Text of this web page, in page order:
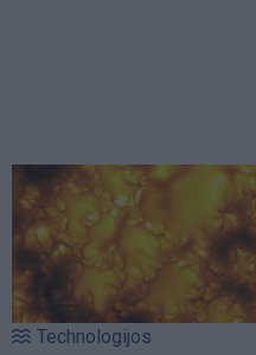
Technologijos